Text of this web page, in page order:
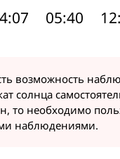
05:40
возможность
солнца
то необходимо
наблюдениями.